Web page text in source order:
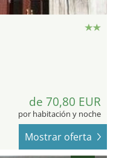
de 70,80 EUR
por habitación y noche
Mostrar oferta